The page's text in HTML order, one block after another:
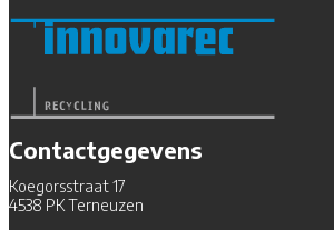
Contactgegevens
Koegorsstraat 17
4538 PK Terneuzen